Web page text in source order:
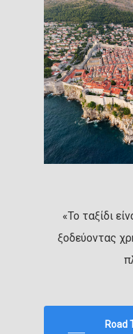
«Το ταξίδι
ξοδεύοντας
Road